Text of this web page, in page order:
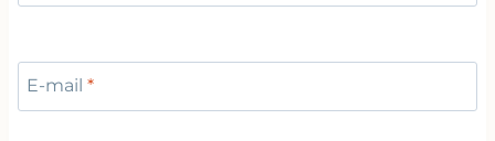
E-mail *